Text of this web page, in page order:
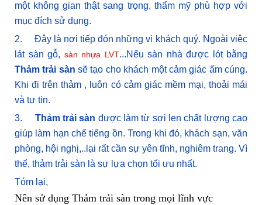
một không gian thật sang trọng, thẩm mỹ phù hợp với
mục đích sử dụng.
2. Đây là nơi tiếp đón những vị khách quý. Ngoài việc
lát sàn gỗ, sàn nhựa LVT...Nếu sàn nhà được lót bằng
Thảm trải sàn sẽ tạo cho khách một cảm giác ấm cúng.
Khi đi trên thảm , luôn có cảm giác mềm mại, thoải mái
và tự tin.
3.
Thảm trải sàn được làm từ sợi len chất lượng cao
giúp làm hạn chế tiếng ồn. Trong khi đó, khách sạn, văn
phòng, hội nghị,..lại rất cần sự yên tĩnh, nghiêm trang. Vì
thế, thảm trải sàn là sự lựa chọn tối ưu nhất.
Tóm lại,
Nên sử dụng Thảm trải sàn trong mọi lĩnh vực